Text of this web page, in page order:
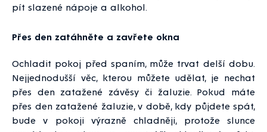
pít slazené nápoje a alkohol.
Přes den zatáhněte a zavřete okna
Ochladit pokoj před spaním, může trvat delší dobu.
Nejjednodušší věc, kterou můžete udělat, je nechat
přes den zatažené závěsy či žaluzie. Pokud máte
přes den zatažené žaluzie, v době, kdy půjdete spát,
bude v pokoji výrazně chladněji, protože slunce